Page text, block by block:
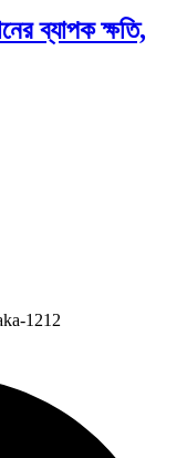
ব্যাপক ক্ষতি,
1212